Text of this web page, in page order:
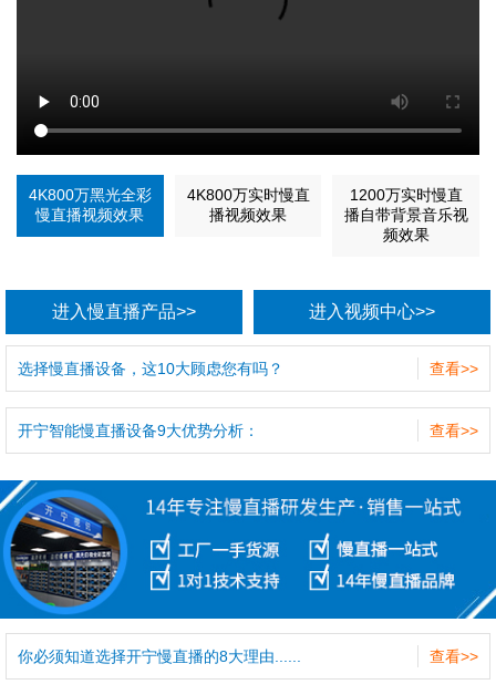
4K800万黑光全彩
慢直播视频效果
4K800万实时慢直
播视频效果
1200万实时慢直
播自带背景音乐视
频效果
进入慢直播产品>> 进入视频中心>>
查看>>
选择慢直播设备，这10大顾虑您有吗？
查看>>
开宁智能慢直播设备9大优势分析：
查看>>
你必须知道选择开宁慢直播的8大理由......